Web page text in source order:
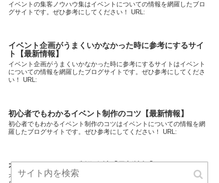
イベントの集客ノウハウ集はイベントについての情報を網羅したブロ
グサイトです。ぜひ参考にしてください！ URL:
イベント企画がうまくいかなかった時に参考にするサイ
ト【最新情報】
イベント企画がうまくいかなかった時に参考にするサイトはイベント
についての情報を網羅したブログサイトです。ぜひ参考にしてくださ
い！ URL:
初心者でもわかるイベント制作のコツ【最新情報】
初心者でもわかるイベント制作のコツはイベントについての情報を網
羅したブログサイトです。ぜひ参考にしてください！ URL:
オススメのイベント制作会社【最新情報】
オススメのイベント制作会社はイベントについての情報を網羅したブ